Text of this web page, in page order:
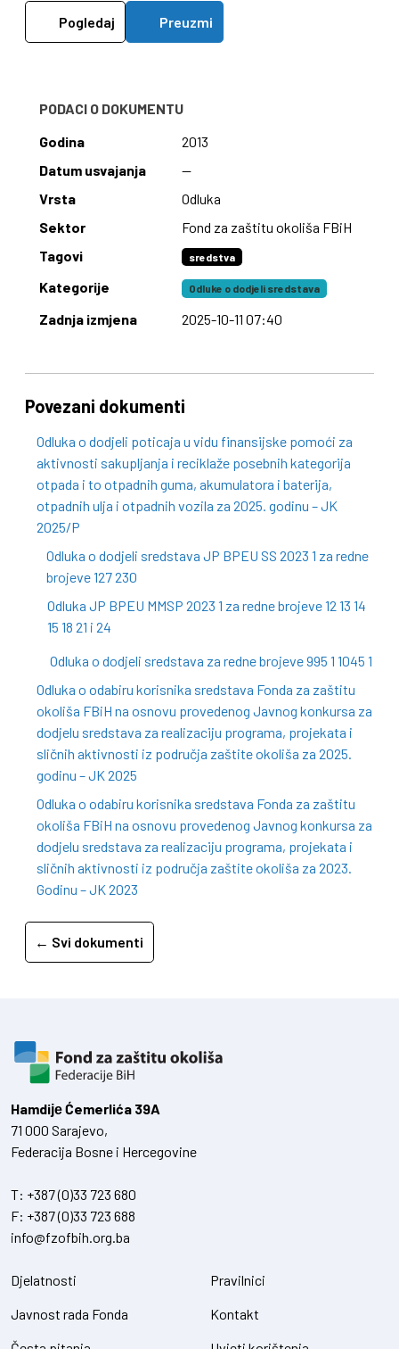
Pogledaj Preuzmi
PODACI O DOKUMENTU
Godina
2013
Datum usvajanja
—
Vrsta
Odluka
Sektor
Fond za zaštitu okoliša FBiH
Tagovi
sredstva
Kategorije Odluke o dodjeli sredstava
Zadnja izmjena 2025-10-11 07:40
Povezani dokumenti
Odluka o dodjeli poticaja u vidu finansijske pomoći za
aktivnosti sakupljanja i reciklaže posebnih kategorija
otpada i to otpadnih guma, akumulatora i baterija,
otpadnih ulja i otpadnih vozila za 2025. godinu – JK
2025/P
Odluka o dodjeli sredstava JP BPEU SS 2023 1 za redne
brojeve 127 230
Odluka JP BPEU MMSP 2023 1 za redne brojeve 12 13 14
15 18 21 i 24
Odluka o dodjeli sredstava za redne brojeve 995 1 1045 1
Odluka o odabiru korisnika sredstava Fonda za zaštitu
okoliša FBiH na osnovu provedenog Javnog konkursa za
dodjelu sredstava za realizaciju programa, projekata i
sličnih aktivnosti iz područja zaštite okoliša za 2025.
godinu – JK 2025
Odluka o odabiru korisnika sredstava Fonda za zaštitu
okoliša FBiH na osnovu provedenog Javnog konkursa za
dodjelu sredstava za realizaciju programa, projekata i
sličnih aktivnosti iz područja zaštite okoliša za 2023.
Godinu – JK 2023
← Svi dokumenti
Hamdiје Ćemerlića 39A
71 000 Sarajevo,
Federacija Bosne i Hercegovine
T: +387 (0)33 723 680
F: +387 (0)33 723 688
info@fzofbih.org.ba
Djelatnosti
Javnost rada Fonda
Pravilnici
Kontakt